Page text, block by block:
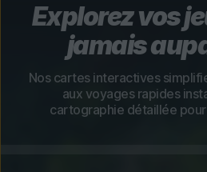
Explorez vos
jamais
Nos cartes interactives
aux voyages rapides
cartographie détaillée